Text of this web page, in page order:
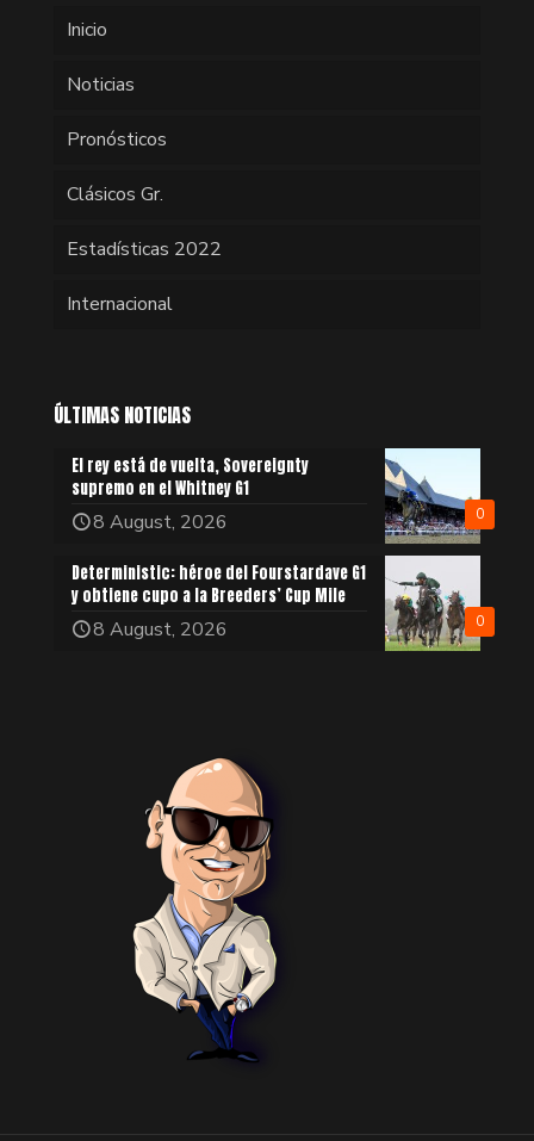
Inicio
Noticias
Pronósticos
Clásicos Gr.
Estadísticas 2022
Internacional
ÚLTIMAS NOTICIAS
0
El rey está de vuelta, Sovereignty
supremo en el Whitney G1
8 August, 2026
0
Deterministic: héroe del Fourstardave G1
y obtiene cupo a la Breeders’ Cup Mile
8 August, 2026